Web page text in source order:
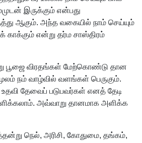
இருக்கும் என்பது
ஆகும். அந்த வகையில் நாம் செய்யும்
என்று தர்ம சாஸ்திரம்
பூஜை விரதங்கள் மேற்கொண்டு தான
நம் வாழ்வில் வளங்கள் பெருகும்.
தேவைப் படுபவர்கள் எனத் தேடி
அவ்வாறு தானமாக அளிக்க
நெல், அரிசி, கோதுமை, தங்கம்,